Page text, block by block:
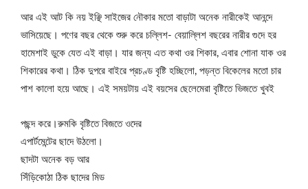
আর এই আট কি নয় ইঞ্ছি সাইজের নৌকার মতো বাড়াটা অনেক নারীকেই আনন্দে
ভাসিয়েছে। পণের বছর থেকে শুরু করে চল্লিশ- বেয়াল্লিশ বছরের নারীর গুদে হর
হামেশাই ডুকে যেত এই বাড়া। যার জন্য এত কথা ওর শিকার, এবার শোনা যাক ওর
শিকারের কথা। ঠিক দুপরে বাইরে প্রচণ্ড বৃষ্টি হচ্ছিলো, পড়ন্ত বিকেলের মতো চার
পাশ কালো হয়ে আছে। এই সময়টায় এই বয়সের ছেলেমেরা বৃষ্টিতে ভিজতে খুবই
পছন্দ করে।রুমকি বৃষ্টিতে বিজতে ওদের
এপার্টমেন্টের ছাদে উঠলো।
ছাদটা অনেক বড় আর
সিঁড়িকোঠা ঠিক ছাদের মিড